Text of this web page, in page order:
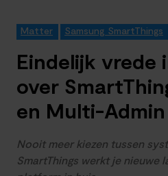
Matter Samsung SmartThings
Eindelijk vrede
over
en Multi-Admin
Nooit meer kiezen tussen
SmartThings werkt je nieuwe